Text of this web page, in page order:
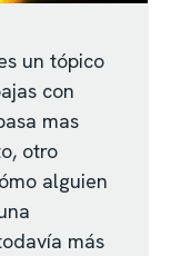
un tópico
con
mas
otro
alguien
más